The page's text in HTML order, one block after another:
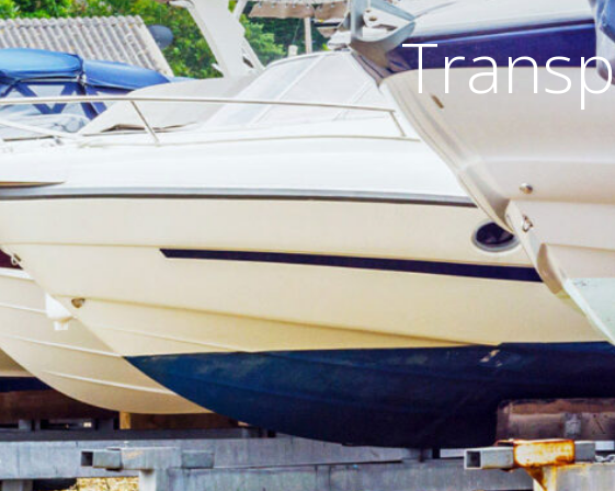
EXPERIENCIA Y COMPETENCIA
Nos enorgullecemos de construir sobre la competencia, la
años de expertise. Nuestro conocimiento especializado nos
desafíos del transporte de embarcaciones y garantizar un proceso
DESAFÍOS DEL TRANSPORTE DE
Transportar una embarcación es una tarea compleja. Sin embargo,
nuestra experiencia, podemos garantizar un proceso fluido y
embarcación de manera segura hacia o desde las Islas Baleares a
SEGURO Y ALMACENAMIENTO
Su embarcación está asegurada durante el transporte según la ley
cobertura de 8.33 Derechos Especiales de Giro (DEG) por peso
a aproximadamente 10.00 EUR por kilogramo. Además, ofrecemos